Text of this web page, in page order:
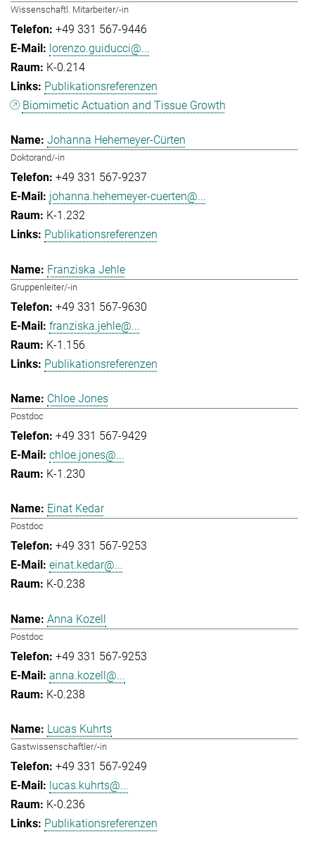
Wissenschaftl. Mitarbeiter/-in
+49 331 567-9446
lorenzo.guiducci@...
K-0.214
Publikationsreferenzen
Biomimetic Actuation and Tissue Growth
Johanna Hehemeyer-Cürten
Doktorand/-in
+49 331 567-9237
johanna.hehemeyer-cuerten@...
K-1.232
Publikationsreferenzen
Franziska Jehle
Gruppenleiter/-in
+49 331 567-9630
franziska.jehle@...
K-1.156
Publikationsreferenzen
Chloe Jones
Postdoc
+49 331 567-9429
chloe.jones@...
K-1.230
Einat Kedar
Postdoc
+49 331 567-9253
einat.kedar@...
K-0.238
Anna Kozell
Postdoc
+49 331 567-9253
anna.kozell@...
K-0.238
Lucas Kuhrts
Gastwissenschaftler/-in
+49 331 567-9249
lucas.kuhrts@...
K-0.236
Publikationsreferenzen